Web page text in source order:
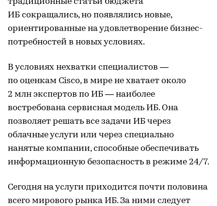
ИБ сокращались, но появлялись новые,
ориентированные на удовлетворение бизнес-
потребностей в новых условиях.
В условиях нехватки специалистов —
по оценкам Cisco, в мире не хватает около
2 млн экспертов по ИБ — наиболее
востребована сервисная модель ИБ. Она
позволяет решать все задачи ИБ через
облачные услуги или через специально
нанятые компании, способные обеспечивать
информационную безопасность в режиме 24/7.
Сегодня на услуги приходится почти половина
всего мирового рынка ИБ. За ними следует